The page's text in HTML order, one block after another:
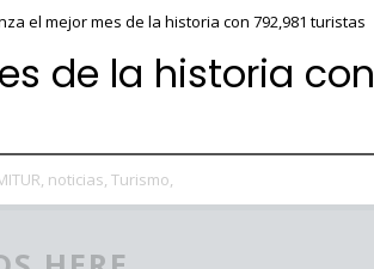
el mejor mes de la historia con 792,981 turistas
de la historia con
noticias, Turismo,